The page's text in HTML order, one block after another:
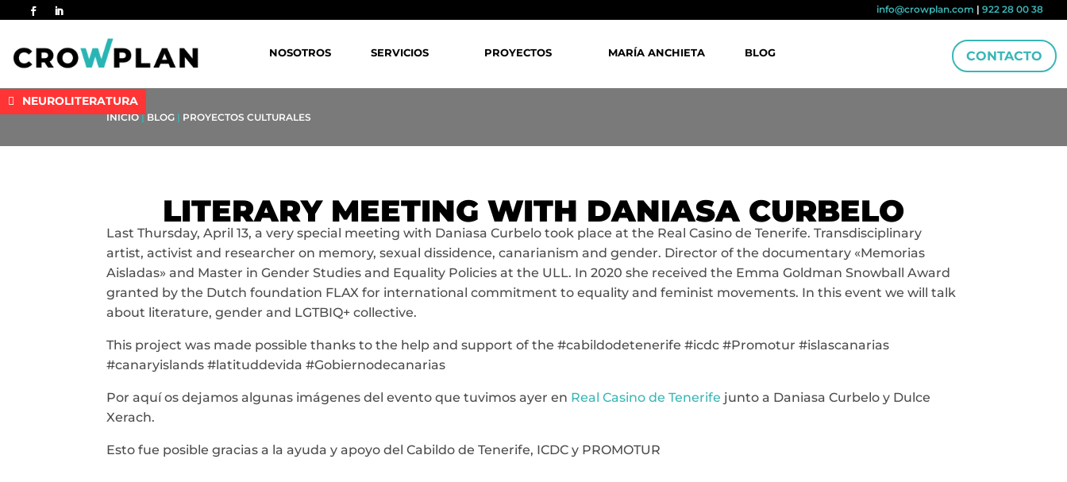
info@crowplan.com | 922 28 00 38
NOSOTROS SERVICIOS PROYECTOS MARÍA ANCHIETA BLOG CONTACTO
NEUROLITERATURA
INICIO|BLOG | PROYECTOS CULTURALES
LITERARY MEETING WITH DANIASA CURBELO
Last Thursday, April 13, a very special meeting with Daniasa Curbelo took place at the Real Casino de Tenerife. Transdisciplinary
artist, activist and researcher on memory, sexual dissidence, canarianism and gender. Director of the documentary «Memorias
Aisladas» and Master in Gender Studies and Equality Policies at the ULL. In 2020 she received the Emma Goldman Snowball Award
granted by the Dutch foundation FLAX for international commitment to equality and feminist movements. In this event we will talk
about literature, gender and LGTBIQ+ collective.
This project was made possible thanks to the help and support of the #cabildodetenerife #icdc #Promotur #islascanarias
#canaryislands #latituddevida #Gobiernodecanarias
Por aquí os dejamos algunas imágenes del evento que tuvimos ayer en Real Casino de Tenerife junto a Daniasa Curbelo y Dulce
Xerach.
Esto fue posible gracias a la ayuda y apoyo del Cabildo de Tenerife, ICDC y PROMOTUR